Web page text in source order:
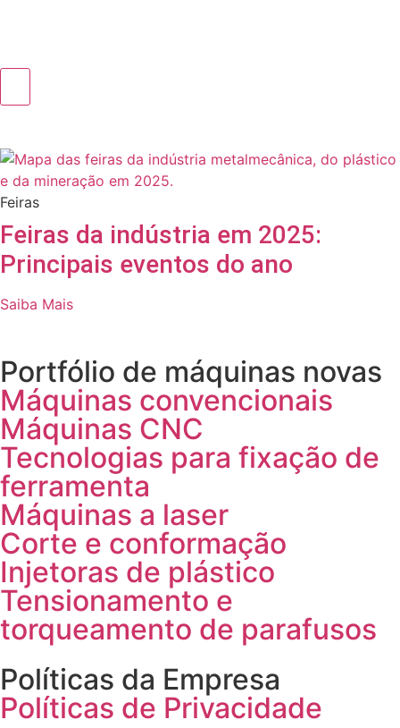
Feiras
Feiras da indústria em 2025:
Principais eventos do ano
Saiba Mais
Portfólio de máquinas novas
Máquinas convencionais
Máquinas CNC
Tecnologias para fixação de
ferramenta
Máquinas a laser
Corte e conformação
Injetoras de plástico
Tensionamento e
torqueamento de parafusos
Políticas da Empresa
Políticas de Privacidade